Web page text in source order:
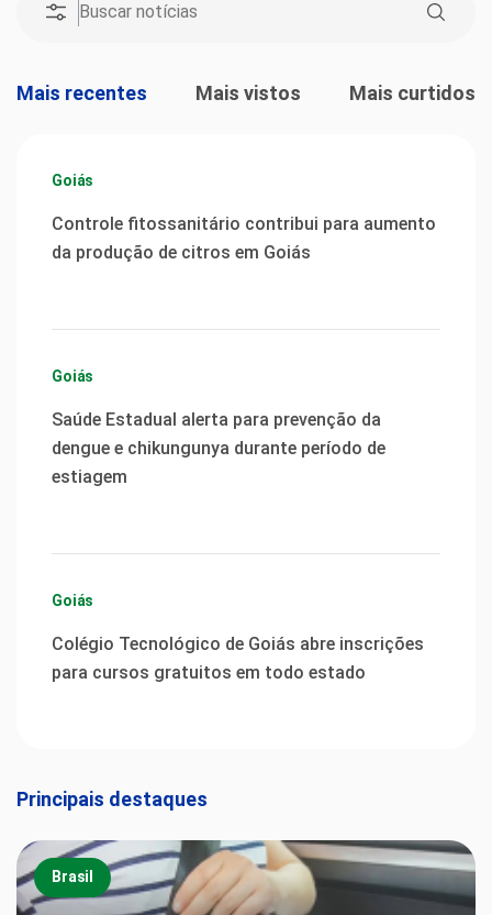
Mais recentes Mais vistos Mais curtidos
Goiás
Controle fitossanitário contribui para aumento
da produção de citros em Goiás
Goiás
Saúde Estadual alerta para prevenção da
dengue e chikungunya durante período de
estiagem
Goiás
Colégio Tecnológico de Goiás abre inscrições
para cursos gratuitos em todo estado
Principais destaques
Brasil